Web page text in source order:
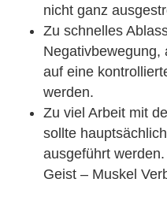
nicht ganz
Zu schnelles
Negativbewegung,
auf eine
werden.
Zu viel Arbeit mit
sollte
ausgeführt
Geist – Muskel